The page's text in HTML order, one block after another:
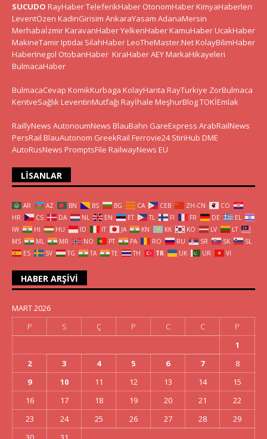
SUCUDO RayHaberTeleferikHaber OtonomHaber KimyaHaberleri
LeventÖzen KadinGirisim AnkaraYasam AdanaMersin
Merhabaİzmir KaravanHaberYelkenHaber KamuHaber UcakHaber
MakineTamir Iptidai SilahHaber LeoTheMaster.Net KolayBilimHaber
HaberInegol OtobanHaber KiraHaberAEY MarkaHikayeleri
BulmacaHaber
BulmacaCevap KomikKurbaga KolayHarita RayTurkiye ZorBulmaca
KentveSağlık LeventinMutfağı Rayİhale MeşhurBlogTOKİEmlak
RaillyNews AutonoumNews BlauBahn GareExpress ArabRailNews
PersRail BlauAutonom GreekRail Ferrovie24 StiriHub DME
AutoRusNews PromptsFile RailwayNews EU
LISANLAR
AR AZ BN BS BG CA CEB ZH-CN
CO
HR
CS DA NL EN ET TL FI FR DE
EL
IW
HI HU ID IT JA KN KK KO LV
LT
MS
ML MR NO PT PA RO RU SR SK
SL
ES
SV TG TA TE TH TR UK UR VI
HABER ARŞIVI
MART 2026
P
S Ç P C C
P
1
2
3 4 5 6 7
8
9
10 11 12 13 14
15
16
17 18 19 20 21
22
23
24 25 26 27 28
29